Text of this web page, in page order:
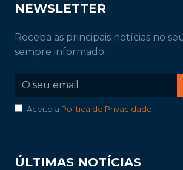
NEWSLETTER
Receba as principais notícias no
sempre informado.
Aceito a Política de Privacidade
ÚLTIMAS NOTÍCIAS